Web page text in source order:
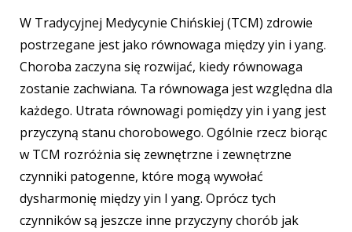
W Tradycyjnej Medycynie Chińskiej (TCM) zdrowie
postrzegane jest jako równowaga między yin i yang.
Choroba zaczyna się rozwijać, kiedy równowaga
zostanie zachwiana. Ta równowaga jest względna dla
każdego. Utrata równowagi pomiędzy yin i yang jest
przyczyną stanu chorobowego. Ogólnie rzecz biorąc
w TCM rozróżnia się zewnętrzne i zewnętrzne
czynniki patogenne, które mogą wywołać
dysharmonię między yin I yang. Oprócz tych
czynników są jeszcze inne przyczyny chorób jak